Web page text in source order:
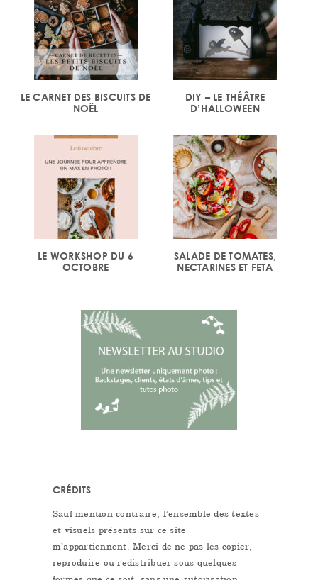
LE CARNET DES BISCUITS DE
NOËL
DIY – LE THÉÂTRE
D’HALLOWEEN
LE WORKSHOP DU 6
OCTOBRE
SALADE DE TOMATES,
NECTARINES ET FETA
CRÉDITS
Sauf mention contraire, l’ensemble des textes
et visuels présents sur ce site
m’appartiennent. Merci de ne pas les copier,
reproduire ou redistribuer sous quelques